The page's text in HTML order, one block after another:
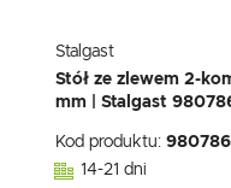
Stalgast
Stół ze zlewem 2-
mm | Stalgast
Kod produktu:
14-21 dni